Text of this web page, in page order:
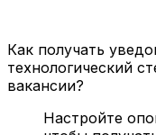
Как получать
технологический
вакансии?
Настройте